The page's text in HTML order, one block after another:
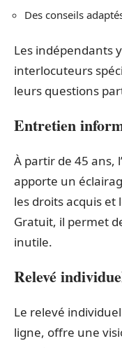
Des conseils
Les indépendants
interlocuteurs
leurs questions
Entretien
À partir de 45 ans,
apporte un
les droits acquis
Gratuit, il permet
inutile.
Relevé
Le relevé
ligne, offre une